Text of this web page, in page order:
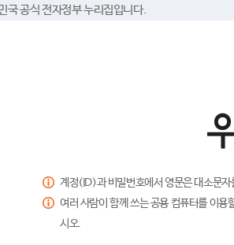
국 공식 전자정부 누리집입니다.
계정(ID)과 비밀번호에서 영문은 대소문
여러 사람이 함께 쓰는 공용 컴퓨터를 이
시오.